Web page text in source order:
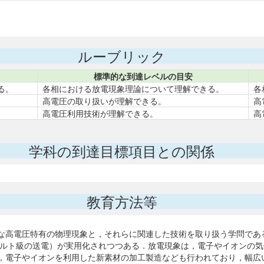
ルーブリック
標準的な到達レベルの目安
各相における放電現象理論について理解できる。
各
高電圧の取り扱いが理解できる。
高
高電圧利用技術が理解できる。
高
学科の到達目標項目との関係
教育方法等
電圧特有の物理現象と，それらに関連した技術を取り扱う学問で
ト級の送電）が実用化されつつある．放電現象は，電子やイオンの
子やイオンを利用した新素材の加工製造なども行われており，幅